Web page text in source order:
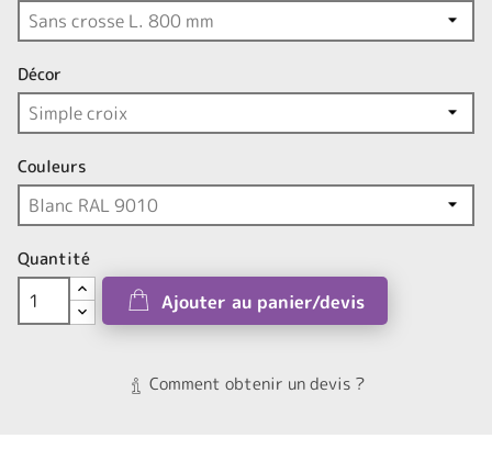
Décor
Couleurs
Quantité
Ajouter au panier/devis
Comment obtenir un devis ?